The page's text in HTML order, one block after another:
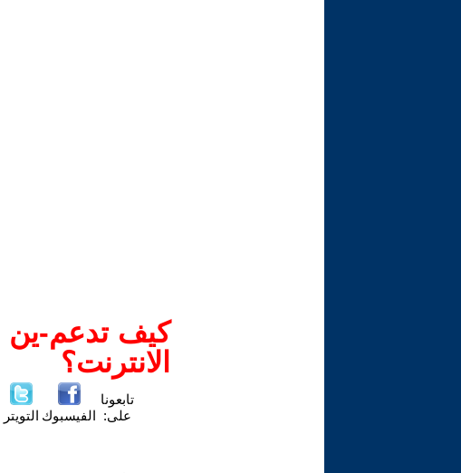
كيف تدعم-ين
الانترنت؟
تابعونا
على: الفيسبوك التويتر